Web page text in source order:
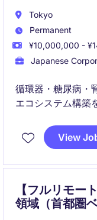
Tokyo
Permanent
¥10,000,000 -
Japanese
循環器・糖尿病・
エコシステム構築
テークホルダーと
療へ定着させ、患
View
【フルリモー
領域（首都圏ベ